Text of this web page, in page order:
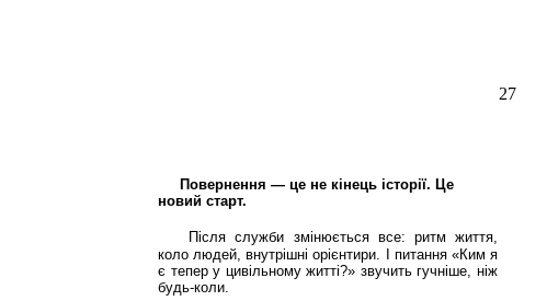
Повернення — це не кінець історії. Це
новий старт.
Після служби змінюється все: ритм життя,
коло людей, внутрішні орієнтири. І питання «Ким я
є тепер у цивільному житті?» звучить гучніше, ніж
будь-коли.
27